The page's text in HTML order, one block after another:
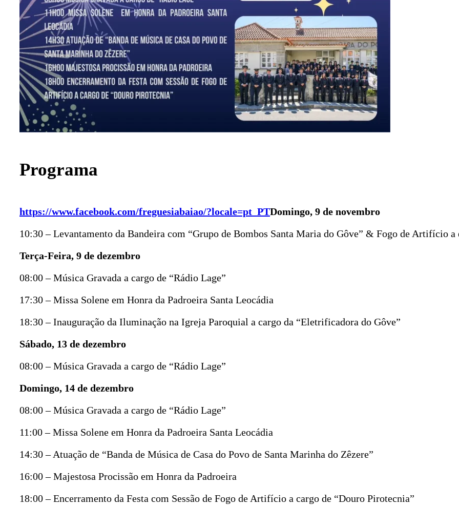
Programa
https://www.facebook.com/freguesiabaiao/?locale=pt_PTDomingo, 9 de novembro
10:30 – Levantamento da Bandeira com “Grupo de Bombos Santa Maria do Gôve” & Fogo de Artifício a
Terça-Feira, 9 de dezembro
08:00 – Música Gravada a cargo de “Rádio Lage”
17:30 – Missa Solene em Honra da Padroeira Santa Leocádia
18:30 – Inauguração da Iluminação na Igreja Paroquial a cargo da “Eletrificadora do Gôve”
Sábado, 13 de dezembro
08:00 – Música Gravada a cargo de “Rádio Lage”
Domingo, 14 de dezembro
08:00 – Música Gravada a cargo de “Rádio Lage”
11:00 – Missa Solene em Honra da Padroeira Santa Leocádia
14:30 – Atuação de “Banda de Música de Casa do Povo de Santa Marinha do Zêzere”
16:00 – Majestosa Procissão em Honra da Padroeira
18:00 – Encerramento da Festa com Sessão de Fogo de Artifício a cargo de “Douro Pirotecnia”